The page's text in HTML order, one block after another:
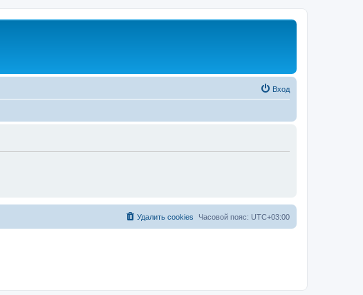
Вход
Часовой пояс: UTC+03:00
Удалить cookies